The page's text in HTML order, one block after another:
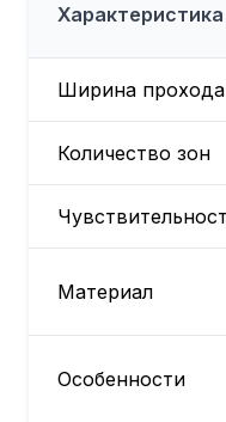
Характеристика
Ширина прохода
Количество зон
Материал
Особенности